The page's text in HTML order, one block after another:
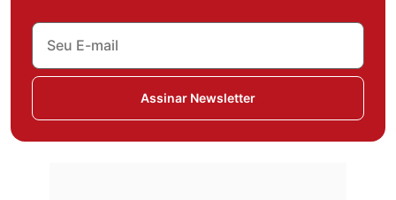
Assinar Newsletter